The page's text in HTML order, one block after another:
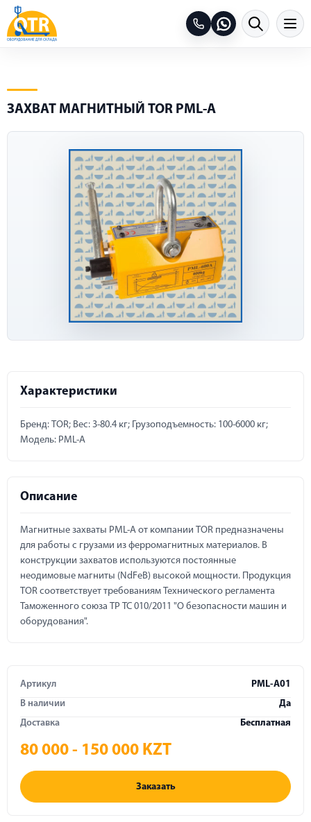
ЗАХВАТ МАГНИТНЫЙ TOR PML-A
Характеристики
Бренд: TOR; Вес: 3-80.4 кг; Грузоподъемность: 100-6000 кг;
Модель: PML-A
Описание
Магнитные захваты PML-A от компании TOR предназначены
для работы с грузами из ферромагнитных материалов. В
конструкции захватов используются постоянные
неодимовые магниты (NdFeB) высокой мощности. Продукция
TOR соответствует требованиям Технического регламента
Таможенного союза ТР ТС 010/2011 "О безопасности машин и
оборудования".
Артикул
PML-A01
В наличии
Да
Доставка
Бесплатная
80 000 - 150 000 KZT
Заказать